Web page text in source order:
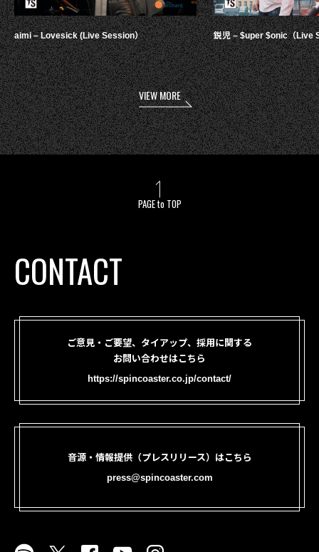
aimi – Lovesick (Live Session） 鋭児 – $uper $onic（Live
VIEW MORE
PAGE to TOP
CONTACT
ご意見・ご要望、タイアップ、採用に関する
お問い合わせはこちら
https://spincoaster.co.jp/contact/
音源・情報提供（プレスリリース）はこちら
press@spincoaster.com